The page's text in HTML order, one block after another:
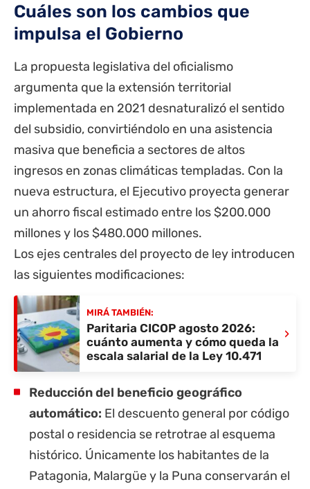
Cuáles son los cambios que
impulsa el Gobierno
La propuesta legislativa del oficialismo
argumenta que la extensión territorial
implementada en 2021 desnaturalizó el sentido
del subsidio, convirtiéndolo en una asistencia
masiva que beneficia a sectores de altos
ingresos en zonas climáticas templadas. Con la
nueva estructura, el Ejecutivo proyecta generar
un ahorro fiscal estimado entre los $200.000
millones y los $480.000 millones.
Los ejes centrales del proyecto de ley introducen
las siguientes modificaciones:
MIRÁ TAMBIÉN:
Paritaria CICOP agosto 2026:
cuánto aumenta y cómo queda la
escala salarial de la Ley 10.471
›
Reducción del beneficio geográfico
automático: El descuento general por código
postal o residencia se retrotrae al esquema
histórico. Únicamente los habitantes de la
Patagonia, Malargüe y la Puna conservarán el